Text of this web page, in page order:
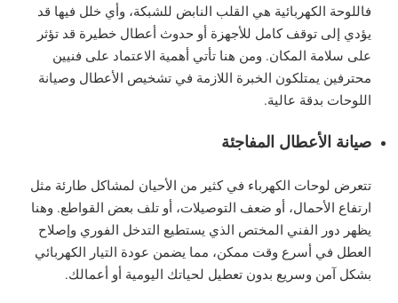
فاللوحة الكهربائية هي القلب النابض للشبكة، وأي خلل فيها قد
يؤدي إلى توقف كامل للأجهزة أو حدوث أعطال خطيرة قد تؤثر
على سلامة المكان. ومن هنا تأتي أهمية الاعتماد على فنيين
محترفين يمتلكون الخبرة اللازمة في تشخيص الأعطال وصيانة
اللوحات بدقة عالية.
صيانة الأعطال المفاجئة
تتعرض لوحات الكهرباء في كثير من الأحيان لمشاكل طارئة مثل
ارتفاع الأحمال، أو ضعف التوصيلات، أو تلف بعض القواطع. وهنا
يظهر دور الفني المختص الذي يستطيع التدخل الفوري وإصلاح
العطل في أسرع وقت ممكن، مما يضمن عودة التيار الكهربائي
بشكل آمن وسريع بدون تعطيل لحياتك اليومية أو أعمالك.